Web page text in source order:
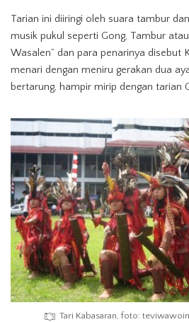
Tarian ini diiringi oleh suara tambur
musik pukul seperti Gong, Tambur atau
Wasalen” dan para penarinya disebut
menari dengan meniru gerakan dua
bertarung, hampir mirip dengan tarian
Tari Kabasaran, foto: